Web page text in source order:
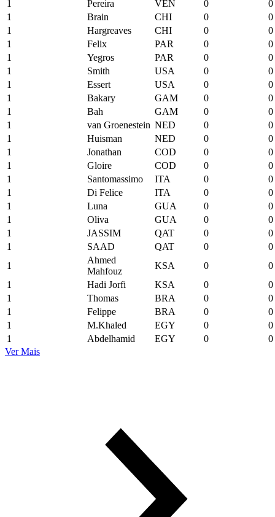
1 Pereira VEN 0
0
1
Brain CHI 0
0
1
Hargreaves CHI 0
0
1
Felix PAR 0
0
1
Yegros PAR 0
0
1
Smith USA 0
0
1
Essert USA 0
0
1
Bakary GAM 0
0
1
Bah GAM 0
0
1
van Groenestein NED 0
0
1
Huisman NED 0
0
1
Jonathan COD 0
0
1
Gloire COD 0
0
1
Santomassimo ITA 0
0
1
Di Felice ITA 0
0
1
Luna GUA 0
0
1
Oliva GUA 0
0
1
JASSIM QAT 0
0
1
SAAD QAT 0
0
1
Ahmed
Mahfouz
KSA 0
0
1
Hadi Jorfi KSA 0
0
1
Thomas BRA 0
0
1
Felippe BRA 0
0
1
M.Khaled EGY 0
0
1
Abdelhamid EGY 0
0
Ver Mais